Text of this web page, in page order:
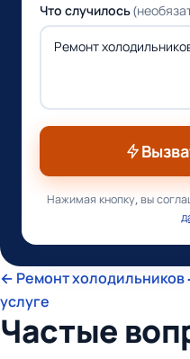
Что случилось
Нажимая кнопку, вы
← Ремонт
услуге
Частые